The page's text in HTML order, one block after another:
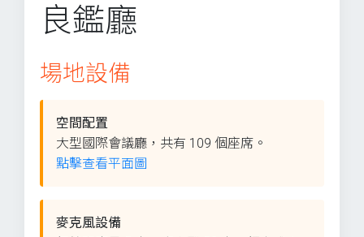
良鑑廳
場地設備
空間配置
大型國際會議廳，共有 109 個座席。
點擊查看平面圖
麥克風設備